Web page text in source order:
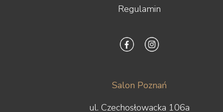
Regulamin
Salon Poznań
ul. Czechosłowacka 106a